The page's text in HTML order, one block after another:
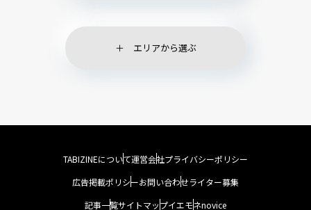
エリアから選ぶ
TABIZINEについて運営会社プライバシーポリシー
広告掲載ポリシーお問い合わせライター募集
記事一覧サイトマップイエモネnovice